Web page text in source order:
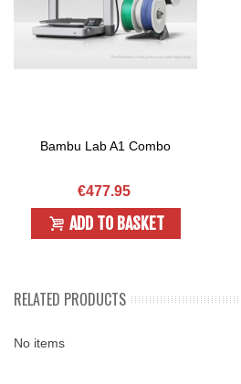
Bambu Lab A1 Combo
€477.95
ADD TO BASKET
RELATED PRODUCTS
No items